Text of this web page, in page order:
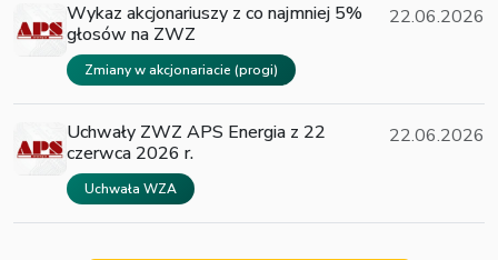
Wykaz akcjonariuszy z co najmniej 5%
głosów na ZWZ
Zmiany w akcjonariacie (progi)
22.06.2026
Uchwały ZWZ APS Energia z 22
czerwca 2026 r.
Uchwała WZA
22.06.2026